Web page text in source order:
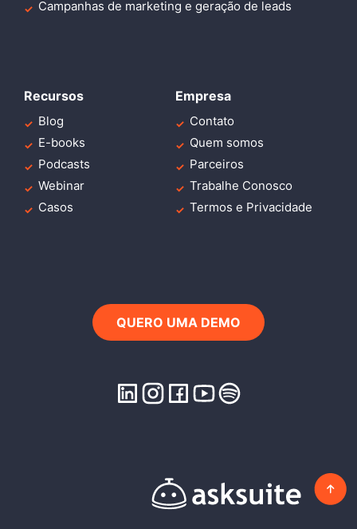
Campanhas de marketing e geração de leads
Recursos
Blog
E-books
Podcasts
Webinar
Casos
Empresa
Contato
Quem somos
Parceiros
Trabalhe Conosco
Termos e Privacidade
QUERO UMA DEMO